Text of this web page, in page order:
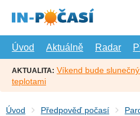
hlavní
Úvod
Aktuálně Radar
AKTUALITA: Víkend bude
teplotami
Úvod Předpověď počasí